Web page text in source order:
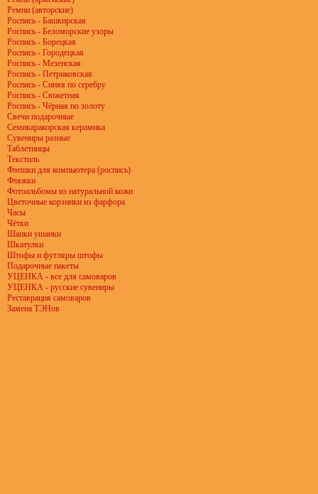
Ремни (авторские)
Роспись - Башкирская
Роспись - Беломорские узоры
Роспись - Борецкая
Роспись - Городецкая
Роспись - Мезенская
Роспись - Петриковская
Роспись - Синяя по серебру
Роспись - Сюжетная
Роспись - Чёрная по золоту
Свечи подарочные
Семикаракорская керамика
Сувениры разные
Таблетницы
Текстиль
Флешки для компьютера (роспись)
Фляжки
Фотоальбомы из натуральной кожи
Цветочные корзинки из фарфора
Часы
Чётки
Шапки ушанки
Шкатулки
Штофы и футляры штофы
Подарочные пакеты
УЦЕНКА - все для самоваров
УЦЕНКА - русские сувениры
Реставрация самоваров
Замена ТЭНов